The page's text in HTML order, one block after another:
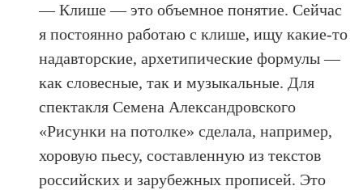
— Клише — это объемное понятие. Сейчас
я постоянно работаю с клише, ищу какие-то
надавторские, архетипические формулы —
как словесные, так и музыкальные. Для
спектакля Семена Александровского
«Рисунки на потолке» сделала, например,
хоровую пьесу, составленную из текстов
российских и зарубежных прописей. Это